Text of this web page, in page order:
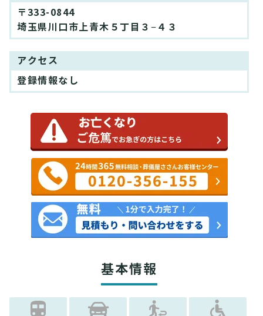
〒333-0844
埼玉県川口市上青木５丁目３−４３
アクセス
登録情報なし
基本情報